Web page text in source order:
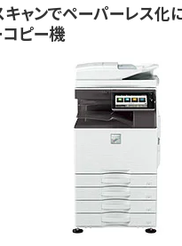
ャンでペーパーレス化
ピー機